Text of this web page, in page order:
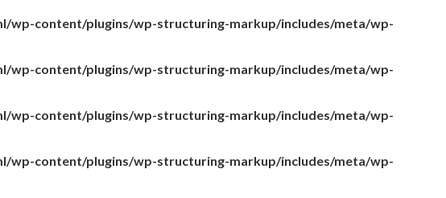
wp-content/plugins/wp-structuring-markup/includes/meta/wp-
wp-content/plugins/wp-structuring-markup/includes/meta/wp-
wp-content/plugins/wp-structuring-markup/includes/meta/wp-
wp-content/plugins/wp-structuring-markup/includes/meta/wp-